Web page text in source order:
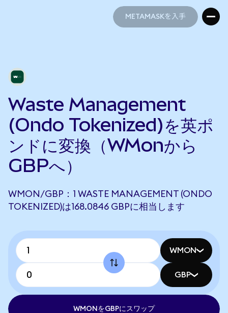
METAMASKを入手
Waste Management
(Ondo Tokenized)を英ポ
ンドに変換（WMonから
GBPへ）
WMON/GBP：1 WASTE MANAGEMENT (ONDO
TOKENIZED)は168.0846 GBPに相当します
WMON
GBP
WMONをGBPにスワップ